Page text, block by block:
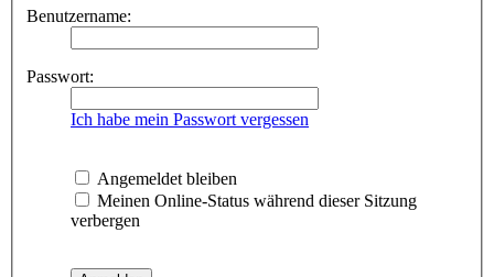
Benutzername:
Passwort:
Ich habe mein Passwort vergessen
Angemeldet bleiben
Meinen Online-Status während dieser Sitzung
verbergen